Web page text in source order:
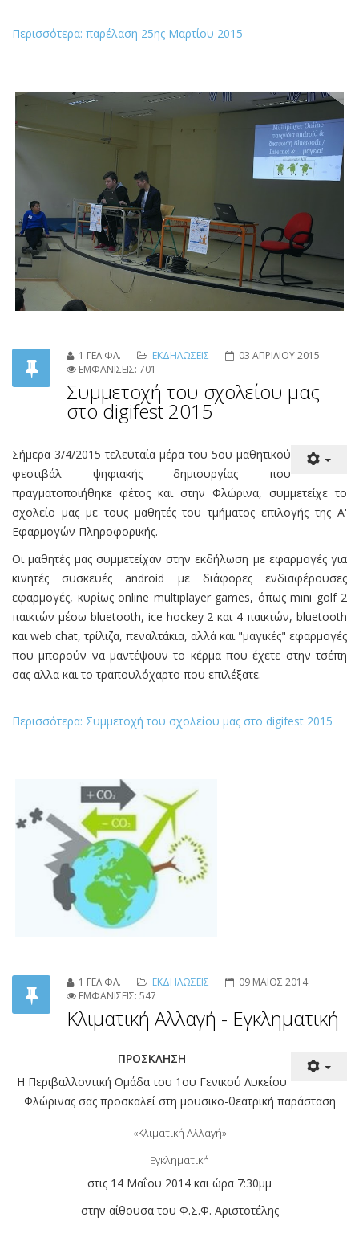
Περισσότερα: παρέλαση 25ης Μαρτίου 2015
1 ΓΕΛ ΦΛ. ΕΚΔΗΛΩΣΕΙΣ
03 ΑΠΡΙΛΙΟΥ 2015
ΕΜΦΑΝΙΣΕΙΣ: 701
Συμμετοχή του σχολείου μας
στο digifest 2015
Σήμερα 3/4/2015 τελευταία μέρα του 5ου μαθητικού
φεστιβάλ ψηφιακής δημιουργίας που
πραγματοποιήθηκε φέτος και στην Φλώρινα, συμμετείχε το
σχολείο μας με τους μαθητές του τμήματος επιλογής της Α'
Εφαρμογών Πληροφορικής.
Οι μαθητές μας συμμετείχαν στην εκδήλωση με εφαρμογές για
κινητές συσκευές android με διάφορες ενδιαφέρουσες
εφαρμογές, κυρίως online multiplayer games, όπως mini golf 2
παικτών μέσω bluetooth, ice hockey 2 και 4 παικτών, bluetooth
και web chat, τρίλιζα, πεναλτάκια, αλλά και "μαγικές" εφαρμογές
που μπορούν να μαντέψουν το κέρμα που έχετε στην τσέπη
σας αλλα και το τραπουλόχαρτο που επιλέξατε.
Περισσότερα: Συμμετοχή του σχολείου μας στο digifest 2015
1 ΓΕΛ ΦΛ. ΕΚΔΗΛΩΣΕΙΣ
09 ΜΑΙΟΣ 2014
ΕΜΦΑΝΙΣΕΙΣ: 547
Κλιματική Αλλαγή - Εγκληματική
ΠΡΟΣΚΛΗΣΗ
Η Περιβαλλοντική Ομάδα του 1ου Γενικού Λυκείου
Φλώρινας σας προσκαλεί στη μουσικο-θεατρική παράσταση
«Κλιματική Αλλαγή»
Εγκληματική
στις 14 Μαΐου 2014 και ώρα 7:30μμ
στην αίθουσα του Φ.Σ.Φ. Αριστοτέλης